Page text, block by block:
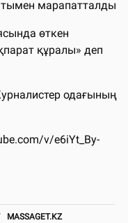
марапатталды
өткен
құралы» деп
одағының
v/e6iYt_By-
MASSAGET.KZ